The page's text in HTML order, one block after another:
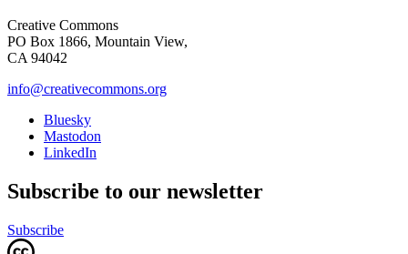
Creative Commons
PO Box 1866, Mountain View,
CA 94042
info@creativecommons.org
Bluesky
Mastodon
LinkedIn
Subscribe to our newsletter
Subscribe